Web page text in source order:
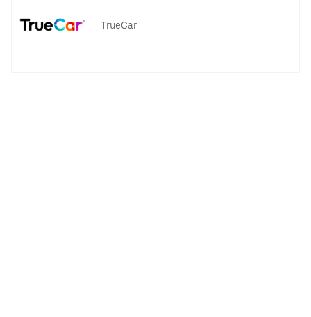
TrueCar